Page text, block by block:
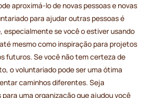
aproximá-lo de novas pessoas e novas
para ajudar outras pessoas é
se você o estiver usando
mesmo como inspiração para projetos
futuros. Se você não tem certeza de
o voluntariado pode ser uma ótima
caminhos diferentes. Seja
uma organização que ajudou você